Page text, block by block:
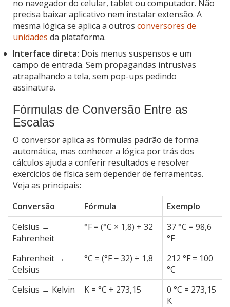
no navegador do celular, tablet ou computador. Não
precisa baixar aplicativo nem instalar extensão. A
mesma lógica se aplica a outros conversores de
unidades da plataforma.
Interface direta: Dois menus suspensos e um
campo de entrada. Sem propagandas intrusivas
atrapalhando a tela, sem pop-ups pedindo
assinatura.
Fórmulas de Conversão Entre as
Escalas
O conversor aplica as fórmulas padrão de forma
automática, mas conhecer a lógica por trás dos
cálculos ajuda a conferir resultados e resolver
exercícios de física sem depender de ferramentas.
Veja as principais:
Conversão
Fórmula
Exemplo
Celsius →
Fahrenheit
°F = (°C × 1,8) + 32
37 °C = 98,6
°F
Fahrenheit →
Celsius
°C = (°F − 32) ÷ 1,8
212 °F = 100
°C
Celsius → Kelvin
K = °C + 273,15
0 °C = 273,15
K